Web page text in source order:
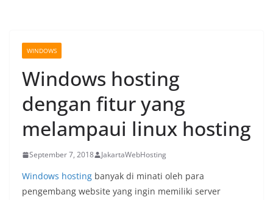
WINDOWS
Windows hosting
dengan fitur yang
melampaui linux hosting
September 7, 2018 JakartaWebHosting
Windows hosting banyak di minati oleh para
pengembang website yang ingin memiliki server